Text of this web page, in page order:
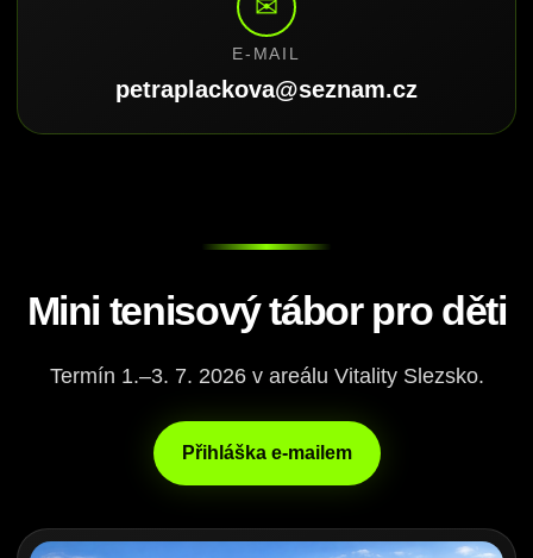
✉
E-MAIL
petraplackova@seznam.cz
Mini tenisový tábor pro děti
Termín 1.–3. 7. 2026 v areálu Vitality Slezsko.
Přihláška e-mailem